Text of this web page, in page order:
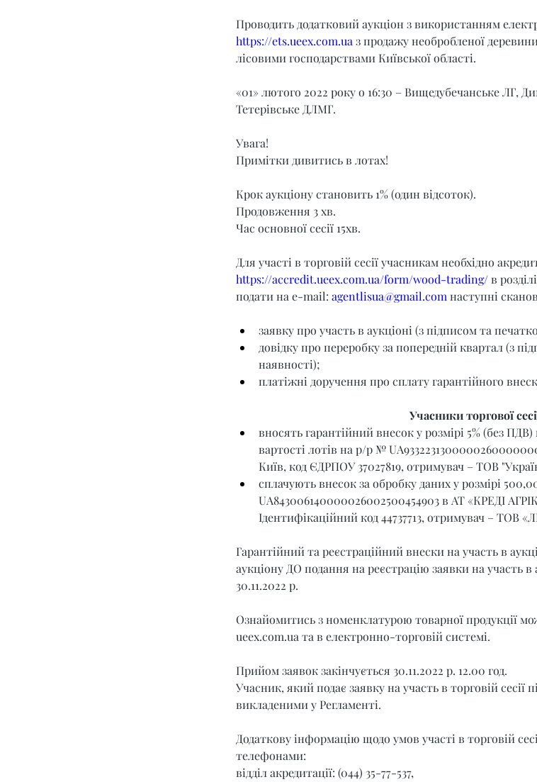
Проводить додатковий аукціон з використанням
https://ets.ueex.com.ua з продажу необробленої
лісовими господарствами Київської області.
«01» лютого 2022 року о 16:30 – Вищедубечанське ЛГ,
Тетерівське ДЛМГ.
Увага!
Примітки дивитись в лотах!
Крок аукціону становить 1% (один відсоток).
Продовження 3 хв.
Час основної сесії 15хв.
Для участі в торговій сесії учасникам необхідно
https://accredit.ueex.com.ua/form/wood-trading/ в
подати на e-mail: agentlisua@gmail.com наступні
заявку про участь в аукціоні (з підписом та
довідку про переробку за попередній квартал (з
наявності);
платіжні доручення про сплату гарантійного
Учасники торгової
вносять гарантійний внесок у розмірі 5% (без ПДВ)
вартості лотів на р/р №
Київ, код ЄДРПОУ 37027819, отримувач – ТОВ
сплачують внесок за обробку даних у розмірі
UA843006140000026002500454903 в АТ «КРЕДІ
Ідентифікаційний код 44737713, отримувач – ТОВ
Гарантійний та реєстраційний внески на участь в
аукціону ДО подання на реєстрацію заявки на участь в
30.11.2022 р.
Ознайомитись з номенклатурою товарної продукції
ueex.com.ua та в електронно-торговій системі.
Прийом заявок закінчується 30.11.2022 р. 12.00 год.
Учасник, який подає заявку на участь в торговій сесії
викладеними у Регламенті.
Додаткову інформацію щодо умов участі в торговій
телефонами:
відділ акредитації: (044) 35-77-537,